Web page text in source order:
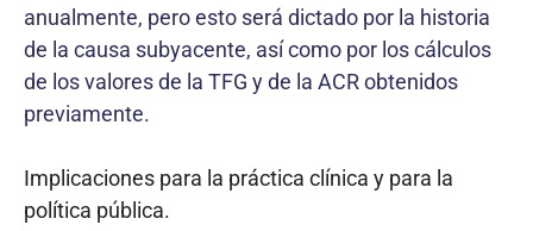
anualmente, pero esto será dictado por la historia
de la causa subyacente, así como por los cálculos
de los valores de la TFG y de la ACR obtenidos
previamente.
Implicaciones para la práctica clínica y para la
política pública.